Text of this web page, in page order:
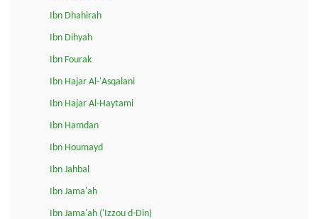
Ibn Dhahirah
Ibn Dihyah
Ibn Fourak
Ibn Hajar Al-'Asqalani
Ibn Hajar Al-Haytami
Ibn Hamdan
Ibn Houmayd
Ibn Jahbal
Ibn Jama'ah
Ibn Jama'ah ('Izzou d-Din)